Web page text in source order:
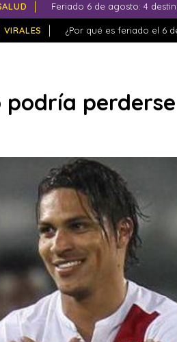
Feriado 6 de agosto: 4
VIRALES ¿Por qué es feriado el 6
podría